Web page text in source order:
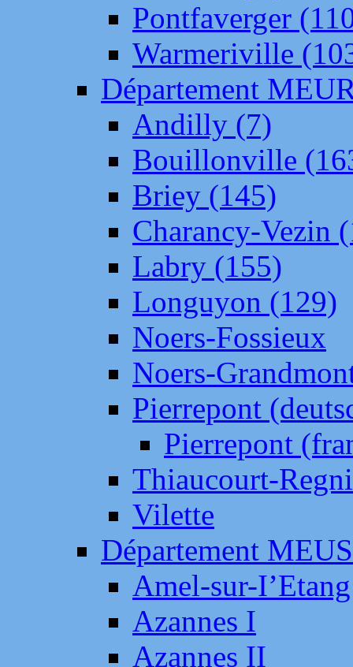
Pontfaverger
Warmeriville
Département
Andilly (7)
Bouillonville
Briey (145)
Charancy-Vezin
Labry (155)
Longuyon (129)
Noers-Fossieux
Noers-
Pierrepont
Pierrepont
Thiaucourt-
Vilette
Département
Amel-sur-
Azannes I
Azannes II